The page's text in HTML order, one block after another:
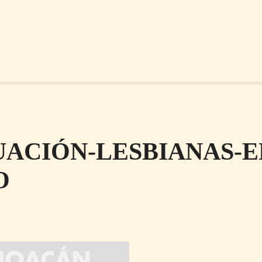
LESBIANAS-